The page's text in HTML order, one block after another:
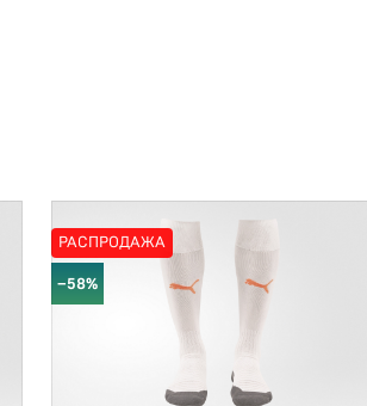
РАСПРОДАЖА
−58%